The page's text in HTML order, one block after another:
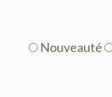
Nouveauté